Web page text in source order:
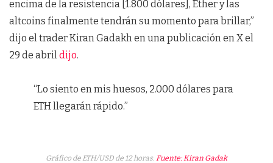
encima de la resistencia [1.800 dólares], Ether y las
altcoins finalmente tendrán su momento para brillar,”
dijo el trader Kiran Gadakh en una publicación en X el
29 de abrildijo.
“Lo siento en mis huesos, 2.000 dólares para
ETH llegarán rápido.”
Gráfico de ETH/USD de 12 horas. Fuente: Kiran Gadak